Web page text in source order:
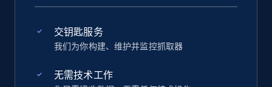
交钥匙服务
我们为你构建、维护并监控抓取器
无需技术工作